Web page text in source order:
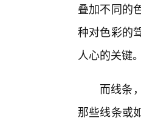
叠加不同的
种对色彩的
人心的关键。
而线条
那些线条或